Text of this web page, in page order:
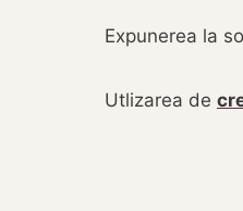
Expunerea la
Utlizarea de